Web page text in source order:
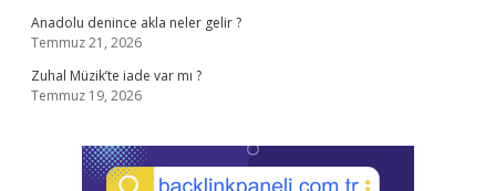
Anadolu denince akla neler gelir ?
Temmuz 21, 2026
Zuhal Müzik’te iade var mı ?
Temmuz 19, 2026